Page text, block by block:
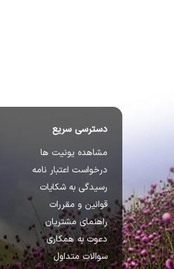
دسترسی سریع
مشاهده یونیت ها
درخواست اعتبار نامه
رسیدگی به شکایات
قوانین و مقررات
راهنمای مشتریان
دعوت به همکاری
سوالات متداول